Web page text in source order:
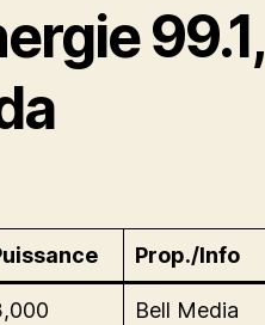
99.1,
Prop./Info
Bell Media